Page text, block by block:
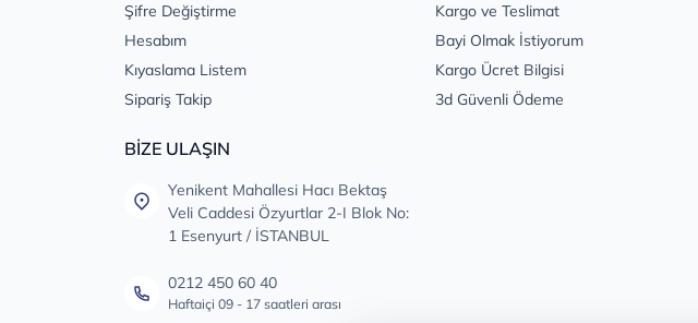
Şifre Değiştirme
Hesabım
Kıyaslama Listem
Sipariş Takip
Kargo ve Teslimat
Bayi Olmak İstiyorum
Kargo Ücret Bilgisi
3d Güvenli Ödeme
BİZE ULAŞIN
Yenikent Mahallesi Hacı Bektaş
Veli Caddesi Özyurtlar 2-I Blok No:
1 Esenyurt / İSTANBUL
0212 450 60 40
Haftaiçi 09 - 17 saatleri arası